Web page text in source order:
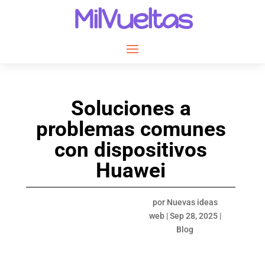
MilVueltas
Soluciones a
problemas comunes
con dispositivos
Huawei
por Nuevas ideas
web|Sep 28, 2025|
Blog